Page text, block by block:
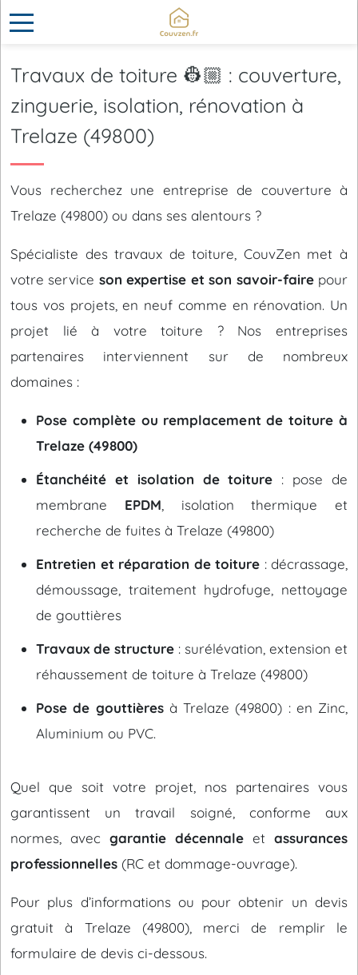
Travaux de toiture 👷🏼 : couverture,
zinguerie, isolation, rénovation à
Trelaze (49800)
Vous recherchez une entreprise de couverture à
Trelaze (49800) ou dans ses alentours ?
Spécialiste des travaux de toiture, CouvZen met à
votre service son expertise et son savoir-fairepour
tous vos projets, en neuf comme en rénovation. Un
projet lié à votre toiture ? Nos entreprises
partenaires interviennent sur de nombreux
domaines :
Pose complète ou remplacement de toiture à
Trelaze (49800)
Étanchéité et isolation de toiture : pose de
membrane EPDM , isolation thermique et
recherche de fuites à Trelaze (49800)
Entretien et réparation de toiture : décrassage,
démoussage, traitement hydrofuge, nettoyage
de gouttières
Travaux de structure : surélévation, extension et
réhaussement de toiture à Trelaze (49800)
Pose de gouttièresà Trelaze (49800) : en Zinc,
Aluminium ou PVC.
Quel que soit votre projet, nos partenaires vous
garantissent un travail soigné, conforme aux
normes, avec garantie décennale et assurances
professionnelles (RC et dommage-ouvrage).
Pour plus d’informations ou pour obtenir un devis
gratuit à Trelaze (49800), merci de remplir le
formulaire de devis ci-dessous.